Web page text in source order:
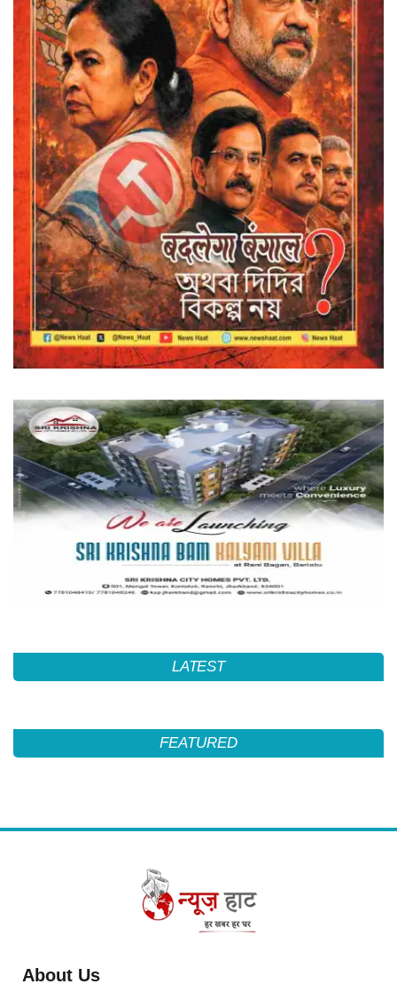
LATEST
FEATURED
About Us